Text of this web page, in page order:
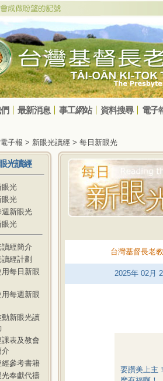
最新消息 事工網站 資料搜尋 電子
子報 > 新眼光讀經 > 每日新眼光
光讀經
眼光
眼光
週新眼光
眼光
讀經簡介
經計劃
每日新眼
每週新眼
動新眼光讀
表及教會
經參考書籍
光奉獻代禱
台灣基督長老
2025年 02月
要讚美上主